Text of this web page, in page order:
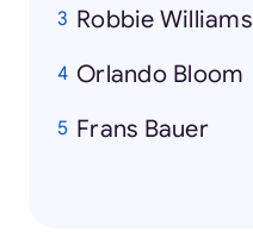
Robbie Williams
Orlando Bloom
Frans Bauer